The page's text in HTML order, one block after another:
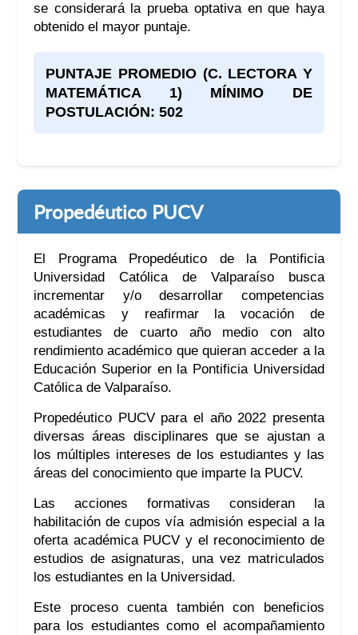
se considerará la prueba optativa en que haya
obtenido el mayor puntaje.
PUNTAJE PROMEDIO (C. LECTORA Y
MATEMÁTICA 1) MÍNIMO DE
POSTULACIÓN: 502
Propedéutico PUCV
El Programa Propedéutico de la Pontificia
Universidad Católica de Valparaíso busca
incrementar y/o desarrollar competencias
académicas y reafirmar la vocación de
estudiantes de cuarto año medio con alto
rendimiento académico que quieran acceder a la
Educación Superior en la Pontificia Universidad
Católica de Valparaíso.
Propedéutico PUCV para el año 2022 presenta
diversas áreas disciplinares que se ajustan a
los múltiples intereses de los estudiantes y las
áreas del conocimiento que imparte la PUCV.
Las acciones formativas consideran la
habilitación de cupos vía admisión especial a la
oferta académica PUCV y el reconocimiento de
estudios de asignaturas, una vez matriculados
los estudiantes en la Universidad.
Este proceso cuenta también con beneficios
para los estudiantes como el acompañamiento